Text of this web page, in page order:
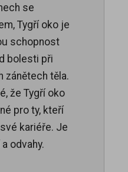
se
Tygří oko je
schopnost
bolesti při
zánětech těla.
že Tygří oko
pro ty, kteří
kariéře. Je
odvahy.